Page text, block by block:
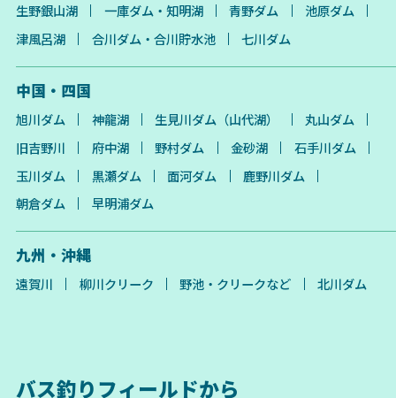
生野銀山湖
一庫ダム・知明湖 青野ダム
池原ダム
津風呂湖
合川ダム・合川貯水池 七川ダム
中国・四国
旭川ダム 神龍湖 生見川ダム（山代湖）
丸山ダム
旧吉野川
府中湖 野村ダム 金砂湖
石手川ダム
玉川ダム
黒瀬ダム 面河ダム
鹿野川ダム
朝倉ダム
早明浦ダム
九州・沖縄
遠賀川 柳川クリーク 野池・クリークなど 北川ダム
バス釣りフィールドから